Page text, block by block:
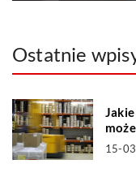
Ostatnie
15-